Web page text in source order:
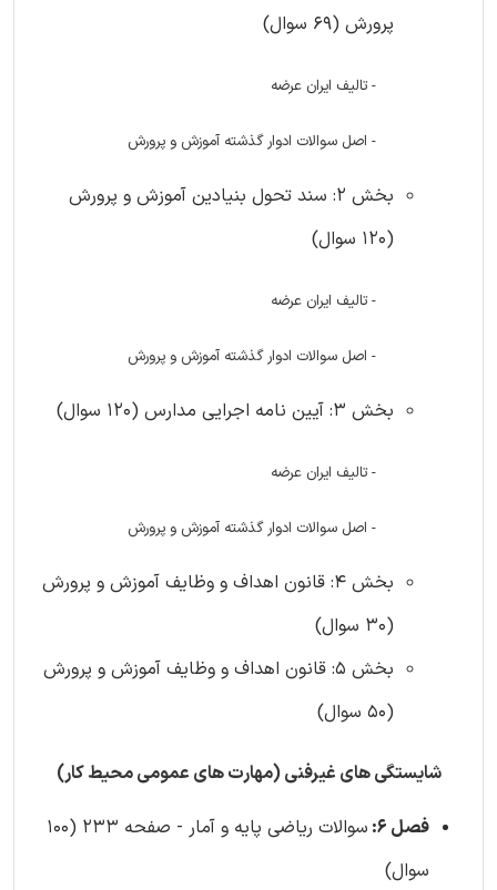
پرورش (69 سوال)
- تالیف ایران عرضه
- اصل سوالات ادوار گذشته آموزش و پرورش
بخش 2: سند تحول بنیادین آموزش و پرورش
(120 سوال)
- تالیف ایران عرضه
- اصل سوالات ادوار گذشته آموزش و پرورش
بخش 3: آیین نامه اجرایی مدارس (120 سوال)
- تالیف ایران عرضه
- اصل سوالات ادوار گذشته آموزش و پرورش
بخش 4: قانون اهداف و وظایف آموزش و پرورش
(30 سوال)
بخش 5: قانون اهداف و وظایف آموزش و پرورش
(50 سوال)
شایستگی های غیرفنی (مهارت های عمومی محیط کار)
فصل 6:
سوالات ریاضی پایه و آمار - صفحه 233 (100
سوال)